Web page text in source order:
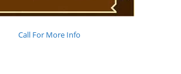
Call For More Info